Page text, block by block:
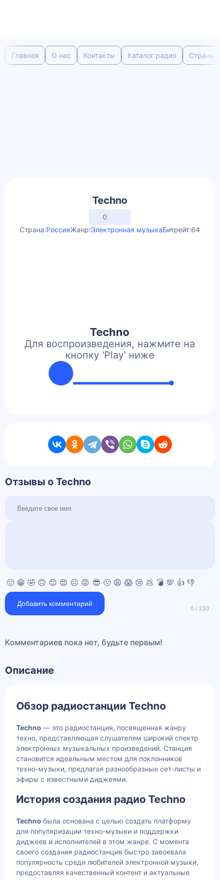
Главная О нас Контакты Каталог радио Страны
Techno
0
Страна:РоссияЖанр:Электронная музыкаБитрейт:64
Techno
Для воспроизведения, нажмите на
кнопку 'Play' ниже
Отзывы о Techno
🙂 😁 🤣 🙃 😊 😍 😐 😡 😎 🙁 😩 😱 😢 💩 💣 💯 👍 👎
Добавить комментарий
Комментариев пока нет, будьте первым!
Описание
Обзор радиостанции Techno
Techno — это радиостанция, посвященная жанру
техно, представляющая слушателям широкий спектр
электронных музыкальных произведений. Станция
становится идеальным местом для поклонников
техно-музыки, предлагая разнообразные сет-листы и
эфиры с известными диджеями.
История создания радио Techno
Techno была основана с целью создать платформу
для популяризации техно-музыки и поддержки
диджеев и исполнителей в этом жанре. С момента
своего создания радиостанция быстро завоевала
популярность среди любителей электронной музыки,
предоставляя качественный контент и актуальные